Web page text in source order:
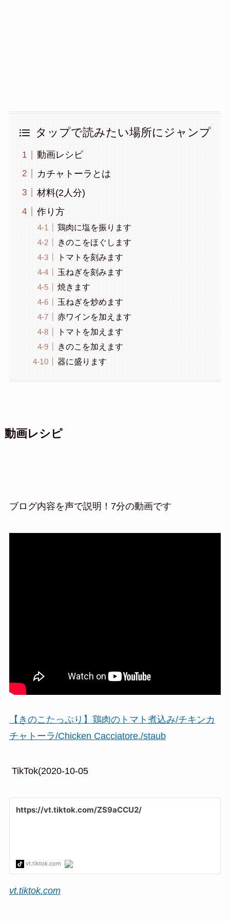
タップで読みたい場所にジャンプ
動画レシピ
カチャトーラとは
材料(2人分)
作り方
鶏肉に塩を振ります
きのこをほぐします
トマトを刻みます
玉ねぎを刻みます
焼きます
玉ねぎを炒めます
赤ワインを加えます
トマトを加えます
きのこを加えます
器に盛ります
動画レシピ
ブログ内容を声で説明！7分の動画です
【きのこたっぷり】鶏肉のトマト煮込み/チキンカ
チャトーラ/Chicken Cacciatore./staub
TikTok(2020-10-05
vt.tiktok.com